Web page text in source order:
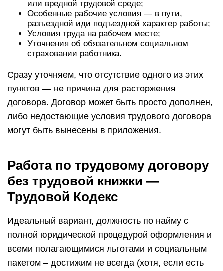
или вредной трудовой среде;
Особенные рабочие условия — в пути,
разъездной иди подъездной характер работы;
Условия труда на рабочем месте;
Уточнения об обязательном социальном
страховании работника.
Сразу уточняем, что отсутствие одного из этих
пунктов — не причина для расторжения
договора. Договор может быть просто дополнен,
либо недостающие условия трудового договора
могут быть вынесены в приложения.
Работа по трудовому договору
без трудовой книжки —
Трудовой Кодекс
Идеальный вариант, должность по найму с
полной юридической процедурой оформления и
всеми полагающимися льготами и социальным
пакетом – достижим не всегда (хотя, если есть